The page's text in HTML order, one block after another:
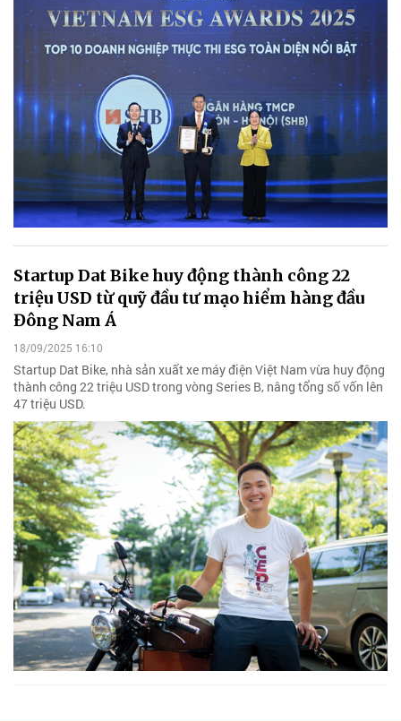
Startup Dat Bike huy động thành công 22
triệu USD từ quỹ đầu tư mạo hiểm hàng đầu
Đông Nam Á
18/09/2025 16:10
Startup Dat Bike, nhà sản xuất xe máy điện Việt Nam vừa huy động
thành công 22 triệu USD trong vòng Series B, nâng tổng số vốn lên
47 triệu USD.